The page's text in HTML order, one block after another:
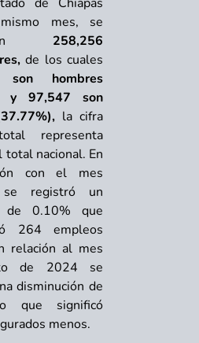
mes, se
258,256
de los cuales
son hombres
y 97,547 son
la cifra
representa
total nacional. En
con el mes
se registró un
de 0.10% que
264 empleos
relación al mes
de 2024 se
disminución de
que significó
menos.